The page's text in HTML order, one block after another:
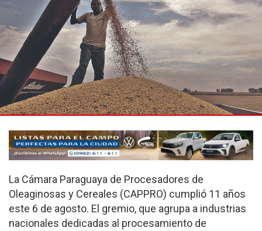
La Cámara Paraguaya de Procesadores de
Oleaginosas y Cereales (CAPPRO) cumplió 11 años
este 6 de agosto. El gremio, que agrupa a industrias
nacionales dedicadas al procesamiento de